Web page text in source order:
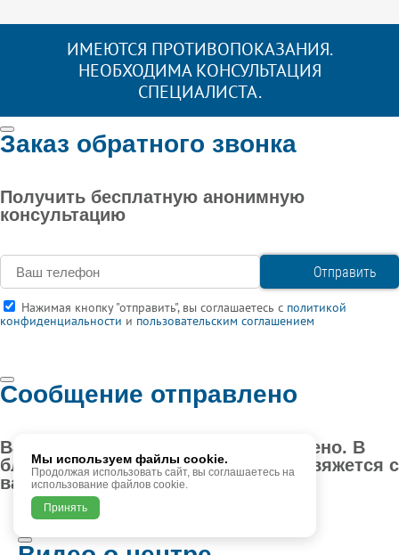
ИМЕЮТСЯ ПРОТИВОПОКАЗАНИЯ.
НЕОБХОДИМА КОНСУЛЬТАЦИЯ
СПЕЦИАЛИСТА.
Мы используем файлы cookie.
Продолжая использовать сайт, вы соглашаетесь на
использование файлов cookie.
Принять
Заказ обратного звонка
Получить бесплатную анонимную
консультацию
Нажимая кнопку "отправить", вы соглашаетесь с политикой
конфиденциальности и пользовательским соглашением
Сообщение отправлено
Ваше сообщение успешно отправлено. В
ближайшее время наш менеджер свяжется с
вами